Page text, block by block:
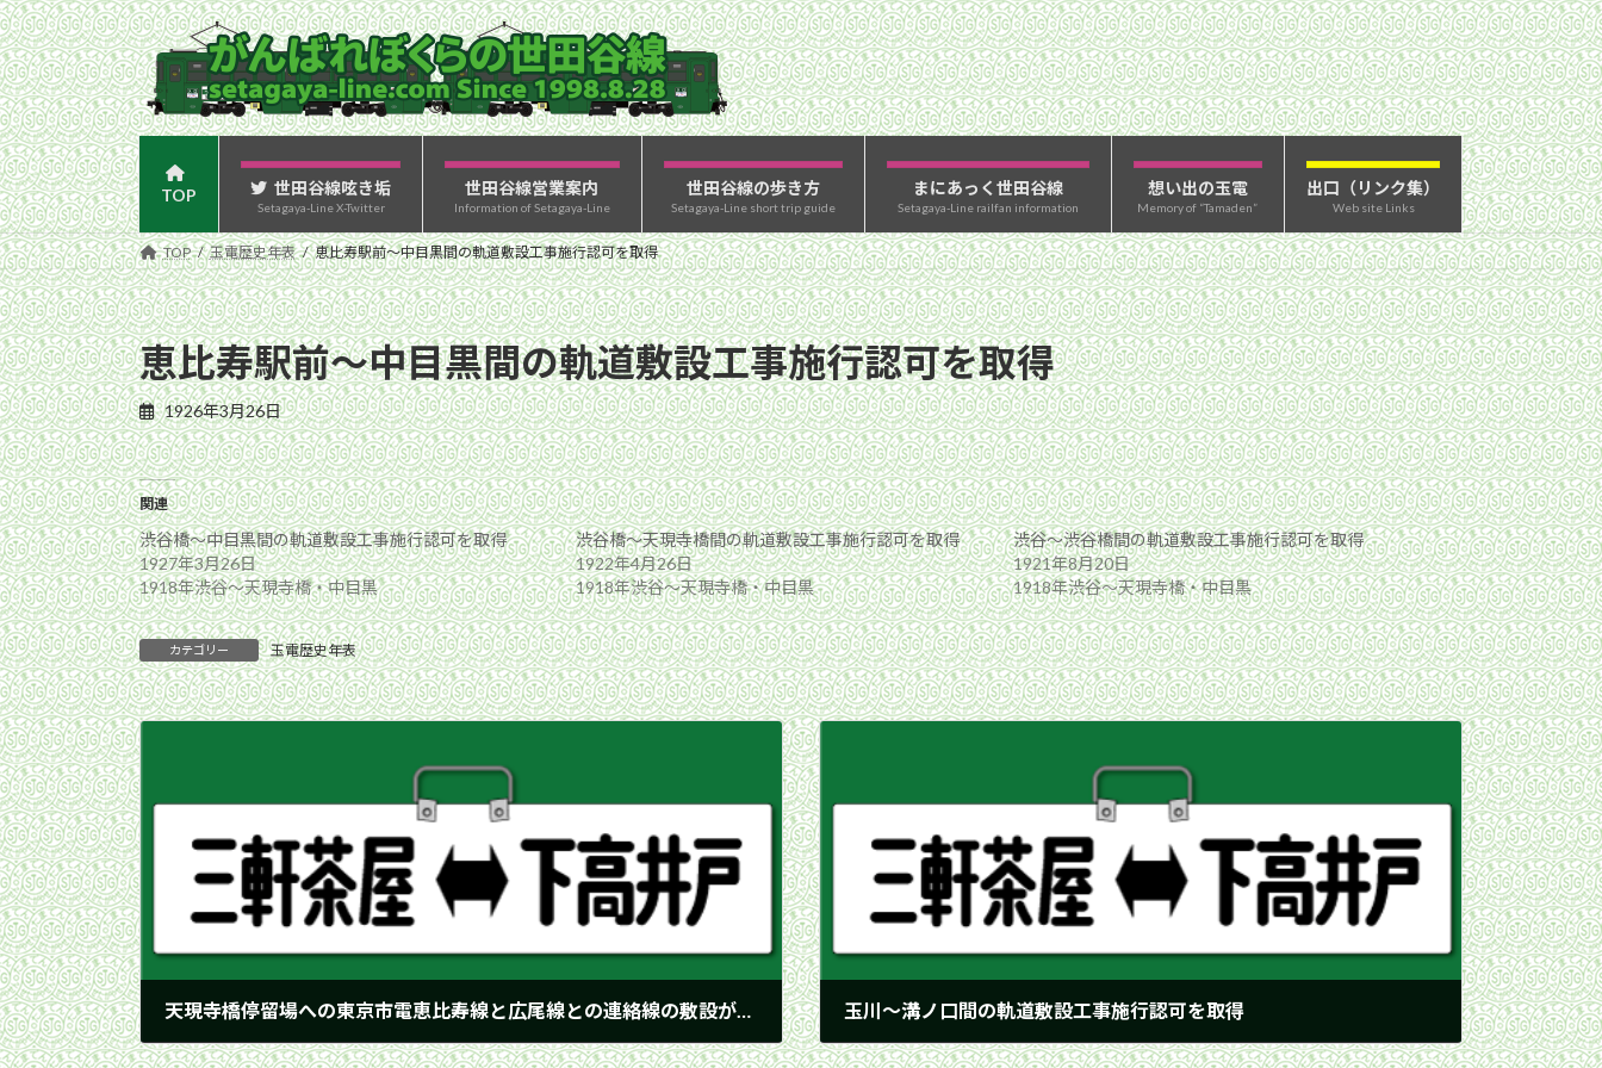
コ
ン
テ
ン
ツ
へ
ス
キ
ッ
プ
ナ
ビ
ゲ
ー
シ
ョ
ン
に
移
動
TOP 世田谷線呟き垢
Setagaya-Line X-Twitter
世田谷線営業案内
Information of Setagaya-Line
世田谷線の歩き方
Setagaya-Line short trip guide
まにあっく世田谷線
Setagaya-Line railfan information
想い出の玉電
Memory of “Tamaden”
出口（リンク集）
Web site Links
TOP 玉電歴史年表 恵比寿駅前〜中目黒間の軌道敷設工事施行認可を取得
恵比寿駅前〜中目黒間の軌道敷設工事施行認可を取得
1926年3月26日
関連
渋谷橋〜中目黒間の軌道敷設工事施行認可を取得
1927年3月26日
1918年渋谷〜天現寺橋・中目黒
渋谷橋〜天現寺橋間の軌道敷設工事施行認可を取得
1922年4月26日
1918年渋谷〜天現寺橋・中目黒
渋谷〜渋谷橋間の軌道敷設工事施行認可を取得
1921年8月20日
1918年渋谷〜天現寺橋・中目黒
カテゴリー 玉電歴史年表
天現寺橋停留場への東京市電恵比寿線と広尾線との連絡線の敷設が認可
1926年2月10日
玉川〜溝ノ口間の軌道敷設工事施行認可を取得
1926年5月24日